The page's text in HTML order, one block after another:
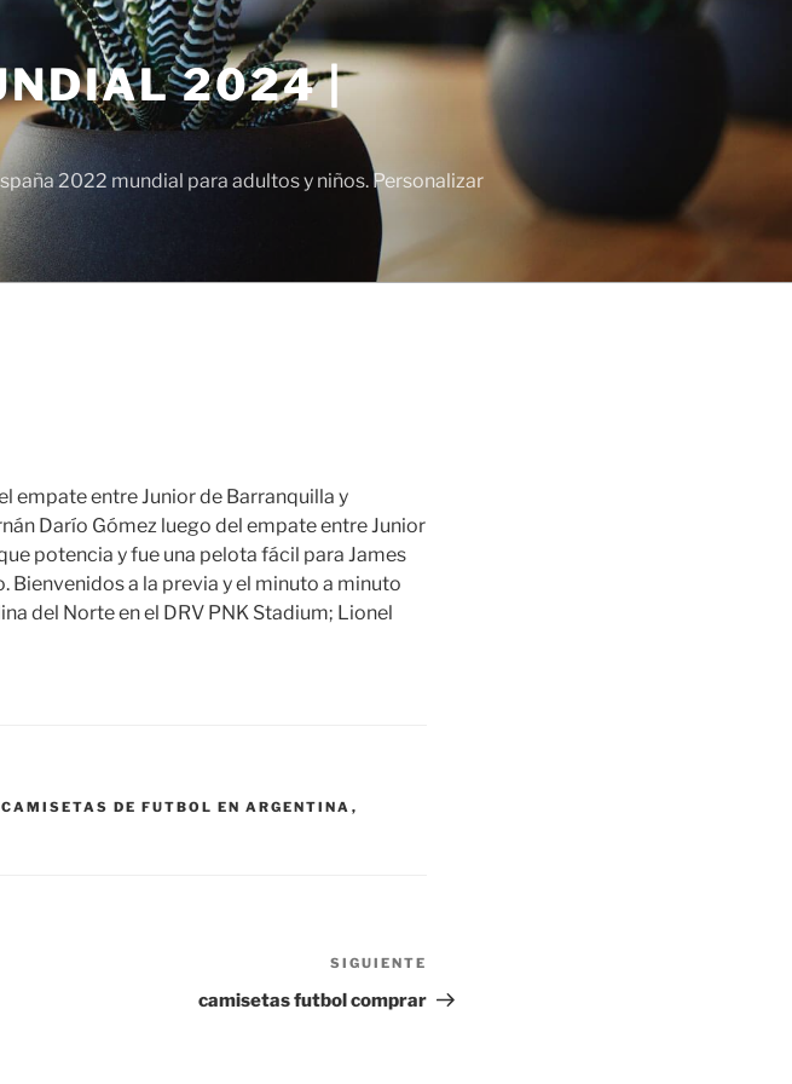
2024 |
2022 mundial para adultos y niños. Personalizar
empate entre Junior de Barranquilla y
Darío Gómez luego del empate entre Junior
potencia y fue una pelota fácil para James
Bienvenidos a la previa y el minuto a minuto
del Norte en el DRV PNK Stadium; Lionel
DE FUTBOL EN ARGENTINA ,
entrada
SIGUIENTE
camisetas futbol comprar